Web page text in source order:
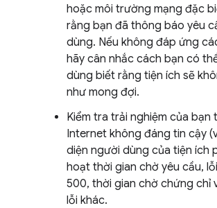
hoặc môi trường mạng đặc
rằng bạn đã thông báo yêu
dùng. Nếu không đáp ứng
hãy cân nhắc cách bạn có
dùng biết rằng tiện ích sẽ
như mong đợi.
Kiểm tra trải nghiệm của bạn
Internet không đáng tin cậy
diện người dùng của tiện ích
hoạt thời gian chờ yêu cầu,
500, thời gian chờ chứng chỉ
lỗi khác.